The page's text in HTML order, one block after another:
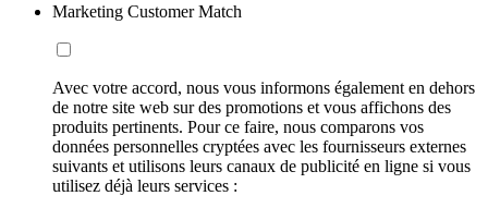
Marketing Customer Match
Avec votre accord, nous vous informons également en dehors
de notre site web sur des promotions et vous affichons des
produits pertinents. Pour ce faire, nous comparons vos
données personnelles cryptées avec les fournisseurs externes
suivants et utilisons leurs canaux de publicité en ligne si vous
utilisez déjà leurs services :